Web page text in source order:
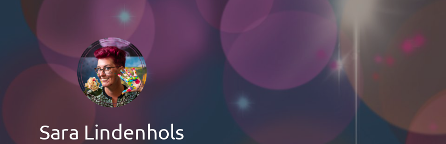
Sara Lindenhols